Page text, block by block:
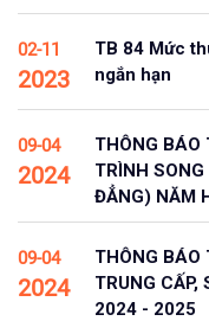
02-11
2023
TB 84 Mức
ngắn hạn
09-04
2024
THÔNG BÁO
TRÌNH
ĐẲNG) NĂM
09-04
2024
THÔNG BÁO
TRUNG CẤP,
2024 - 2025